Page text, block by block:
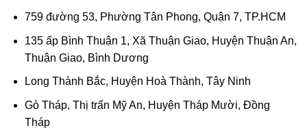
759 đường 53, Phường Tân Phong, Quận 7, TP.HCM
135 ấp Bình Thuận 1, Xã Thuận Giao, Huyện Thuận An,
Thuận Giao, Bình Dương
Long Thành Bắc, Huyện Hoà Thành, Tây Ninh
Gò Tháp, Thị trấn Mỹ An, Huyện Tháp Mười, Đồng
Tháp